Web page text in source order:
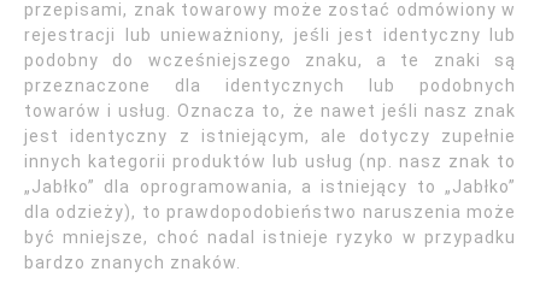
przepisami, znak towarowy może zostać odmówiony w
rejestracji lub unieważniony, jeśli jest identyczny lub
podobny do wcześniejszego znaku, a te znaki są
przeznaczone dla identycznych lub podobnych
towarów i usług. Oznacza to, że nawet jeśli nasz znak
jest identyczny z istniejącym, ale dotyczy zupełnie
innych kategorii produktów lub usług (np. nasz znak to
„Jabłko” dla oprogramowania, a istniejący to „Jabłko”
dla odzieży), to prawdopodobieństwo naruszenia może
być mniejsze, choć nadal istnieje ryzyko w przypadku
bardzo znanych znaków.